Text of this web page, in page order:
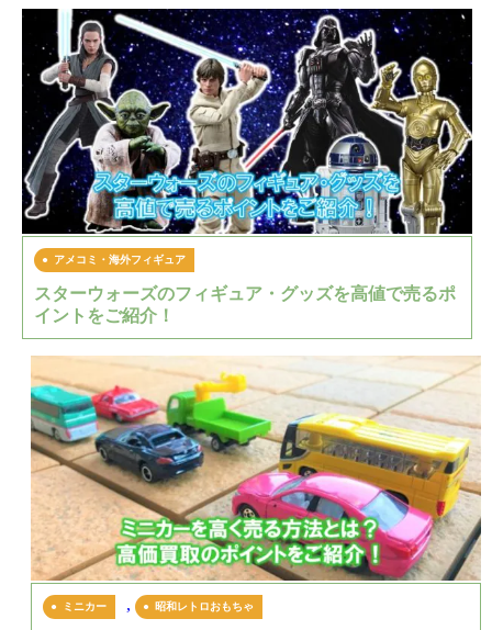
アメコミ・海外フィギュア
スターウォーズのフィギュア・グッズを高値で売るポ
イントをご紹介！
ミニカー , 昭和レトロおもちゃ